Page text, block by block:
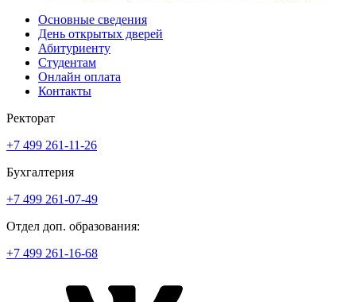
Основные сведения
День открытых дверей
Абитуриенту
Студентам
Онлайн оплата
Контакты
Ректорат
+7 499 261-11-26
Бухгалтерия
+7 499 261-07-49
Отдел доп. образования:
+7 499 261-16-68